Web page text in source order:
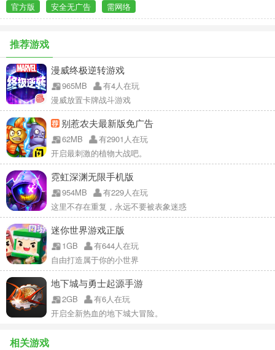
官方版 安全无广告 需网络
推荐游戏
漫威终极逆转游戏
965MB
有4人在玩
漫威放置卡牌战斗游戏
别惹农夫最新版免广告
62MB
有2901人在玩
开启最刺激的植物大战吧。
霓虹深渊无限手机版
954MB
有229人在玩
这里不存在重复，永远不要被表象迷惑
迷你世界游戏正版
1GB
有644人在玩
自由打造属于你的小世界
地下城与勇士起源手游
2GB
有6人在玩
开启全新热血的地下城大冒险。
相关游戏